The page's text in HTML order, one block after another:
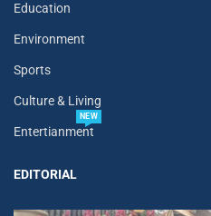
Education
Environment
Sports
Culture & Living
Entertianment
NEW
EDITORIAL